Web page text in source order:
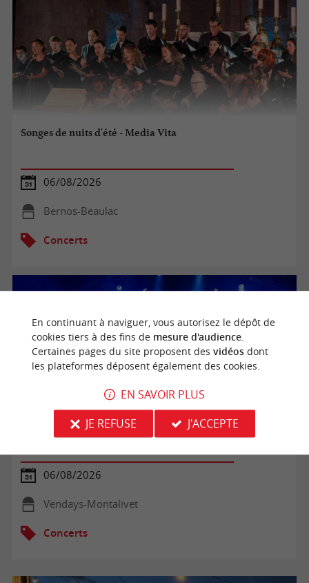
Songes de nuits d'été - Media Vita
06/08/2026
Bernos-Beaulac
Concerts
Concerts estivaux
06/08/2026
Vendays-Montalivet
Concerts
En continuant à naviguer, vous autorisez le dépôt de
cookies tiers à des fins de mesure d'audience.
Certaines pages du site proposent des vidéosdont
les plateformes déposent également des cookies.
EN SAVOIR PLUS
JE REFUSE
J'ACCEPTE